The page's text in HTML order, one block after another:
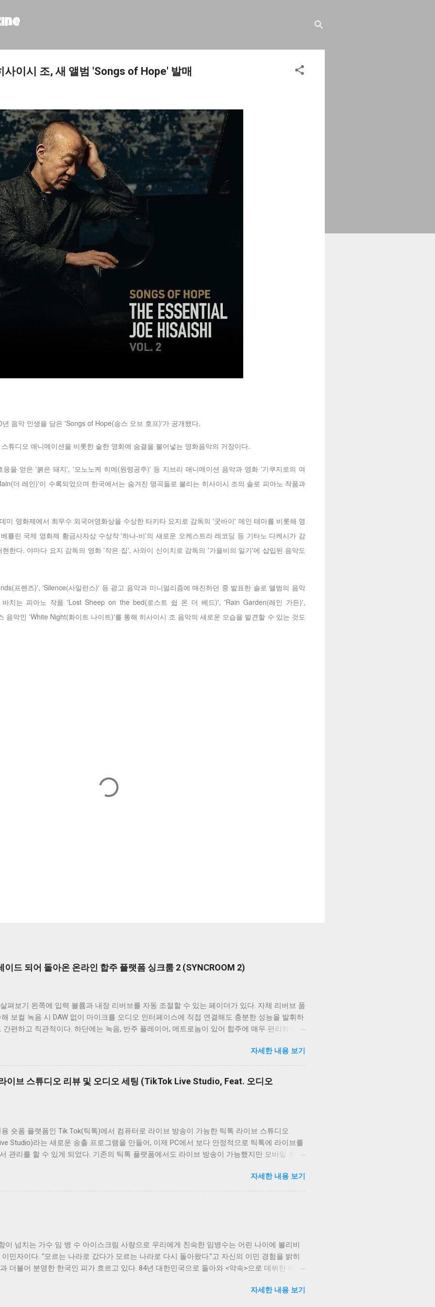
사이시 조, 새 앨범 'Songs of Hope' 발매
음악 인생을 담은 'Songs of Hope(송스 오브 호프)'가 공개됐다.
튜디오 애니메이션을 비롯한 숱한 영화에 숨결을 불어넣는 영화음악의 거장이다.
을 얻은 '붉은 돼지', '모노노케 히메(원령공주)' 등 지브리 애니메이션 음악과 영화 '기쿠지로의 여
더 레인)'이 수록되었으며 한국에서는 숨겨진 명곡들로 불리는 히사이시 조의 솔로 피아노 작품과
미 영화제에서 최우수 외국어영화상을 수상한 타키타 요지로 감독의 '굿바이' 메인 테마를 비롯해 영
를린 국제 영화제 황금사자상 수상작 '하나-비'의 새로운 오케스트라 레코딩 등 기타노 다케시가 감
한다. 야마다 요지 감독의 영화 '작은 집', 사와이 신이치로 감독의 '가을비의 일기'에 삽입된 음악도
프렌즈)', 'Silence(사일런스)' 등 광고 음악과 미니멀리즘에 매진하던 중 발표한 솔로 앨범의 음악
치는 피아노 작품 'Lost Sheep on the bed(로스트 쉽 온 더 베드)', 'Rain Garden(레인 가든)',
음악인 'White Night(화이트 나이트)'를 통해 히사이시 조 음악의 새로운 모습을 발견할 수 있는 것도
이드 되어 돌아온 온라인 합주 플랫폼 싱크룸 2 (SYNCROOM 2)
펴보기 왼쪽에 입력 볼륨과 내장 리버브를 자동 조절할 수 있는 페이더가 있다. 자체 리버브 품
보컬 녹음 시 DAW 없이 마이크를 오디오 인터페이스에 직접 연결해도 충분한 성능을 발휘하
간편하고 직관적이다. 하단에는 녹음, 반주 플레이어, 메트로놈이 있어 합주에 매우 편리하게
싱크룸 1 사용자들이 기다려온 채팅창이 있다. 싱크룸 1과 같이 별도의 창이 아닌 인터페이스
되어 채팅이 더욱 편리해졌다. 오디오 인터페이스 오디오 인터페이스는 외장형 고성능 오디
마이크 악기 소리를 컴퓨터로 입력하거나 컴퓨터 출력을 헤드폰 스피커로 전달하는 장치다. 합
업, 인터넷 방송 중 문제 발생 시 큰 사고로 이어질 수 있으므로 안정성이 매우 중요하다. 따라
이버 지원 여부를 반드시 확인해야 한다. ASIO 드라이버를 지원하지 않는 기기는 레이턴시가
작사 검증 기기 대비 지연이 훨씬 많이 발생한다. 따라서 구매 전 지원 여부 확인이 필수다. 마
는 보컬에게 필수적인 장비이며 악기를 연주하는 분에게도 앰프 마이킹, 음성으로 의사 전달
장, 단점이 명확하기 때문에 그부분을 잘 고려해 나에게 맞는 마이크를 사용하시는 것이 매우
다이내믹 마이크는 전천후로 사용하기 매우 적합한 마이크로 인터넷 방송, 녹음,...
자세한 내용 보기
이브 스튜디오 리뷰 및 오디오 세팅 (TikTok Live Studio, Feat. 오디오
숏폼 플랫폼인 Tik Tok(틱톡)에서 컴퓨터로 라이브 방송이 가능한 틱톡 라이브 스튜디오
Studio)라는 새로운 송출 프로그램을 만들어, 이제 PC에서 보다 안정적으로 틱톡에 라이브를
관리를 할 수 있게 되었다. 기존의 틱톡 플랫폼에서도 라이브 방송이 가능했지만 모바일 전용
SOOP(구 아프리카TV), 치지직 처럼 PC에서도 안정적으로 방송을 할 수 있게 된 것이다. 설정
매우 친절하고 초급자, 고급자로 나뉘어 있어 라이브 방송 세팅에 익숙하지 않으신 분도 쉽게
이브 방송의 품질, 즉 해상도를 설정한다. 요즘 라이브 방송도 1080HD 화질이 지원되기 때문에
속도에 문제가 없다면 화질 우선으로 라이브 품질을 지정해 준다. 원래 휴대폰 기반 플랫폼이
게 컴퓨터로 진행하는 라이브 스트리밍에서도 모바일 세로 화면 비율인 9:16으로도 방송을 진
하여야 한다. 마이크는 사용하고자 하는 오디오 인터페이스를 선택해 주면 된다. 아무 처리 없
자세한 내용 보기
이 넘치는 가수 임 병 수 아이스크림 사랑으로 우리에게 친숙한 임병수는 어린 나이에 볼리비
민자이다. “모르는 나라로 갔다가 모르는 나라로 다시 돌아왔다.”고 자신의 이민 경험을 밝히
더불어 분명한 한국인 피가 흐르고 있다. 84년 대한민국으로 돌아와 <약속>으로 데뷔한 이후,
밝고 긍정적인 성격이었기에 극복할 수 있었다고 이야기한다. 남미의 뜨거운 열정과 아이스
자세한 내용 보기